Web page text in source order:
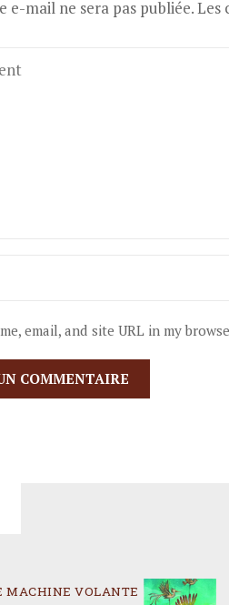
e-mail ne sera pas publiée.Les
email, and site URL in my
MACHINE VOLANTE